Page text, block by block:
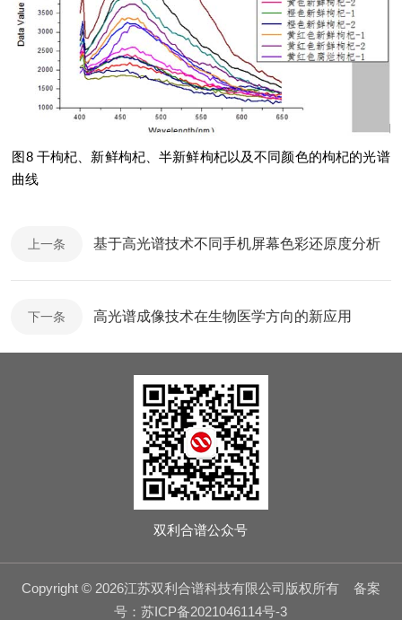
图8 干枸杞、新鲜枸杞、半新鲜枸杞以及不同颜色的枸杞的光谱
曲线
上一条 基于高光谱技术不同手机屏幕色彩还原度分析
下一条 高光谱成像技术在生物医学方向的新应用
双利合谱公众号
Copyright © 2026江苏双利合谱科技有限公司版权所有 备案
号：苏ICP备2021046114号-3